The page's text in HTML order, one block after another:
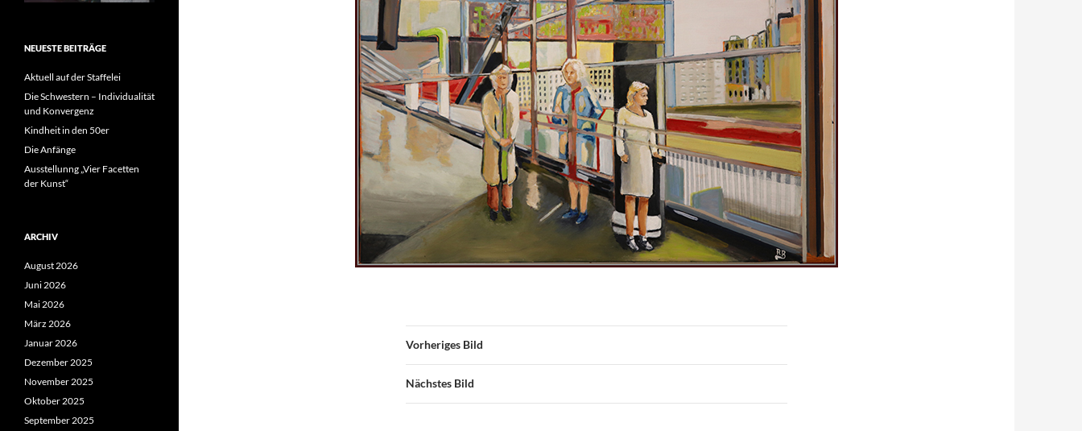
Vorheriges Bild
Nächstes Bild
NEUESTE BEITRÄGE
Aktuell auf der Staffelei
Die Schwestern – Individualität
und Konvergenz
Kindheit in den 50er
Die Anfänge
Ausstellunng „Vier Facetten
der Kunst“
ARCHIV
August 2026
Juni 2026
Mai 2026
März 2026
Januar 2026
Dezember 2025
November 2025
Oktober 2025
September 2025